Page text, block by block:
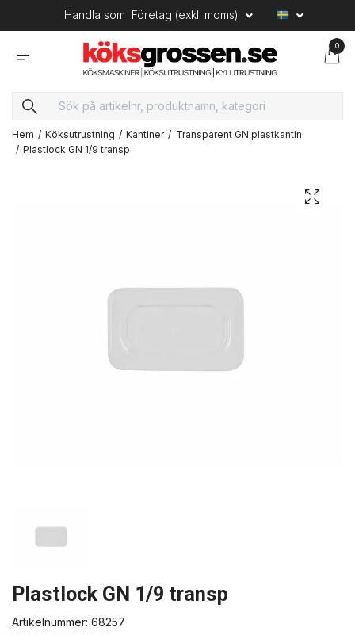
Handla som Företag (exkl. moms)
0
Hem Köksutrustning Kantiner
Transparent GN plastkantin
Plastlock GN 1/9 transp
Plastlock GN 1/9 transp
Artikelnummer: 68257